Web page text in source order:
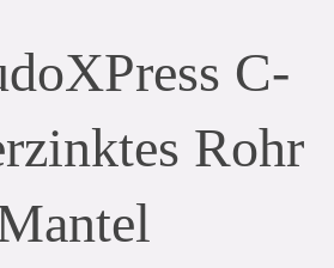
C-
Rohr